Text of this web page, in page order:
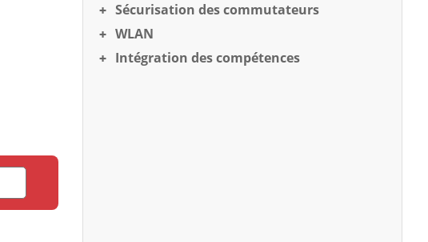
Sécurisation des commutateurs
WLAN
Intégration des compétences